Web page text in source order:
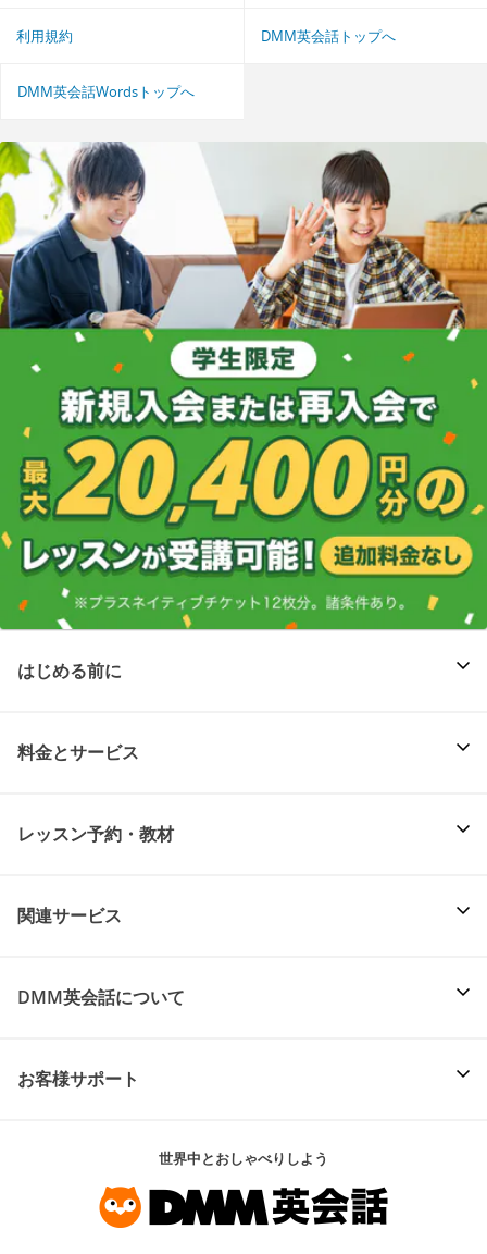
利用規約 DMM英会話トップへ
DMM英会話Wordsトップへ
はじめる前に
料金とサービス
レッスン予約・教材
関連サービス
DMM英会話について
お客様サポート
世界中とおしゃべりしよう